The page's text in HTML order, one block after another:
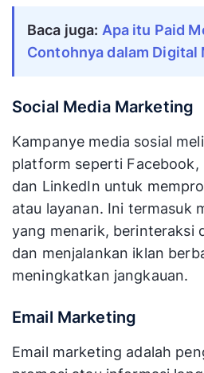
Baca juga: Apa itu Paid
Contohnya dalam Digital
Social Media Marketing
Kampanye media sosial
platform seperti
dan LinkedIn untuk
atau layanan. Ini termasuk
yang menarik, berinteraksi
dan menjalankan iklan
meningkatkan jangkauan.
Email Marketing
Email marketing adalah